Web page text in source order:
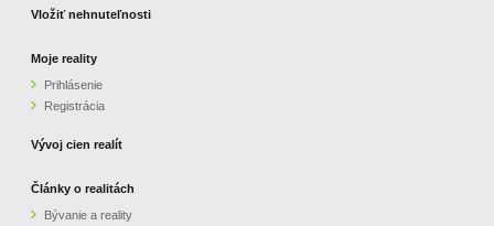
PARTNERI
OBCHODNÉ PODMIENKY
KONTAKT
Vložiť nehnuteľnosti
Moje reality
Prihlásenie
Registrácia
Vývoj cien realít
Články o realitách
Bývanie a reality